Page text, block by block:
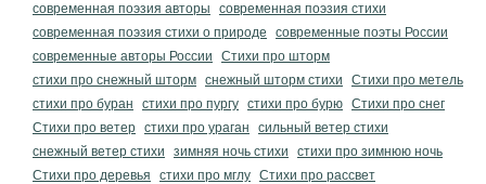
современная поэзия авторы
современная поэзия стихи
современная поэзия стихи о природе
современные поэты России
современные авторы России
Стихи про шторм
стихи про снежный шторм снежный шторм стихи
Стихи про метель
стихи про буран
стихи про пургу стихи про бурю Стихи про снег
Стихи про ветер стихи про ураган
сильный ветер стихи
снежный ветер стихи
зимняя ночь стихи
стихи про зимнюю ночь
Стихи про деревья
стихи про мглу Стихи про рассвет